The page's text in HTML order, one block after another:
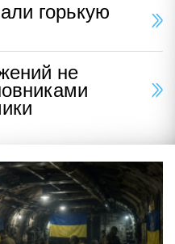
горькую
не